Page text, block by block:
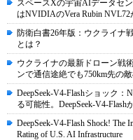
スペースXの宇宙AIデータセ
はNVIDIAのVera Rubin NVL72
防衛白書26年版：ウクライナ
とは？
ウクライナの最新ドローン戦
ンで通信途絶でも750km先の
DeepSeek-V4-Flashショック
る可能性。DeepSeek-V4-
DeepSeek-V4-Flash Shock! The
Rating of U.S. AI Infrastructure